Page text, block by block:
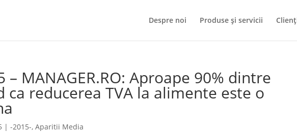
Despre noi Produse și servicii
– MANAGER.RO: Aproape 90% dintre
ca reducerea TVA la alimente este o
|-2015-,Aparitii Media